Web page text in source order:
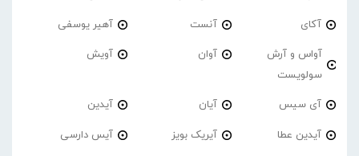
آکای آنست آهیر یوسفی
آواس و آرش
سولویست
آوان آویش
آی سیس آیان آیدین
آیدین عطا آیریک بویز آیس دارسی